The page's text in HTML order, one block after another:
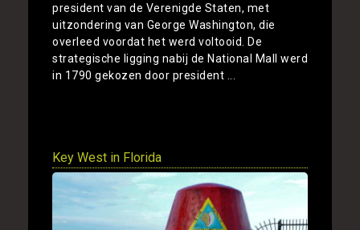
president van de Verenigde Staten, met
uitzondering van George Washington, die
overleed voordat het werd voltooid. De
strategische ligging nabij de National Mall werd
in 1790 gekozen door president ...
Key West in Florida